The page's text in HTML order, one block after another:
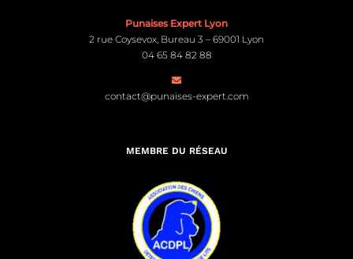
Punaises Expert Lyon
2 rue Coysevox, Bureau 3 – 69001 Lyon
04 65 84 82 88
contact@punaises-expert.com
MEMBRE DU RÉSEAU